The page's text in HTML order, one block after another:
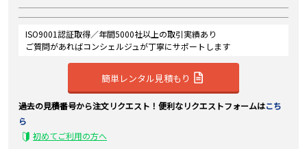
ISO9001認証取得／年間5000社以上の取引実績あり
ご質問があればコンシェルジュが丁寧にサポートします
簡単レンタル見積もり
過去の見積番号から注文リクエスト！便利なリクエストフォームはこち
ら
初めてご利用の方へ